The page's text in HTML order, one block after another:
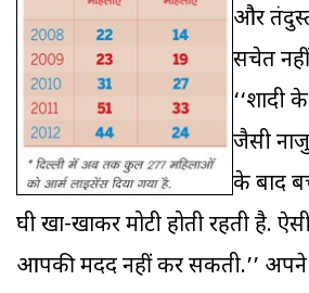
और
सचेत
जैसी
के बाद
घी खा-खाकर मोटी होती रहती है.
आपकी मदद नहीं कर सकती.’’